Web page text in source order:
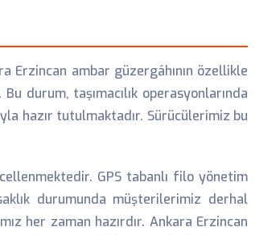
Erzincan ambar güzergâhının özellikle
durum, taşımacılık operasyonlarında
hazır tutulmaktadır. Sürücülerimiz bu
GPS tabanlı filo yönetim
durumunda müşterilerimiz derhal
her zaman hazırdır. Ankara Erzincan